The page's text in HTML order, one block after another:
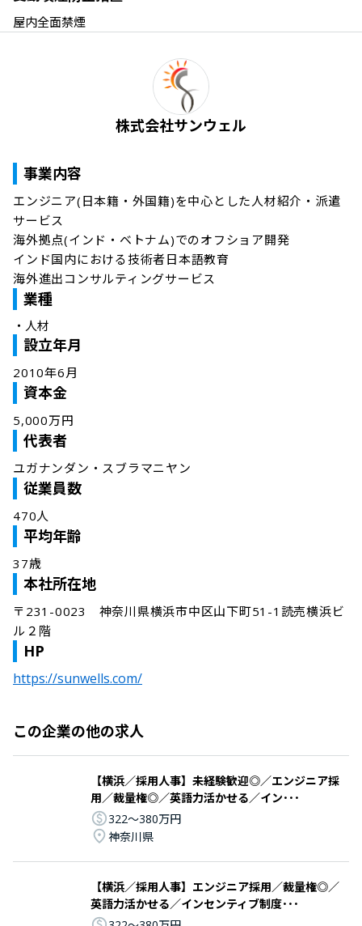
屋内全面禁煙
株式会社サンウェル
事業内容
エンジニア(日本籍・外国籍)を中心とした人材紹介・派遣
サービス
海外拠点(インド・ベトナム)でのオフショア開発
インド国内における技術者日本語教育
海外進出コンサルティングサービス
業種
・ 人材
設立年月
2010年6月
資本金
5,000万円
代表者
ユガナンダン・スブラマニヤン
従業員数
470人
平均年齢
37歳
本社所在地
〒231-0023　神奈川県横浜市中区山下町51-1読売横浜ビ
ル２階
HP
https://sunwells.com/
この企業の他の求人
【横浜／採用人事】未経験歓迎◎／エンジニア採
用／裁量権◎／英語力活かせる／イン･･･
322〜380万円
神奈川県
【横浜／採用人事】エンジニア採用／裁量権◎／
英語力活かせる／インセンティブ制度･･･